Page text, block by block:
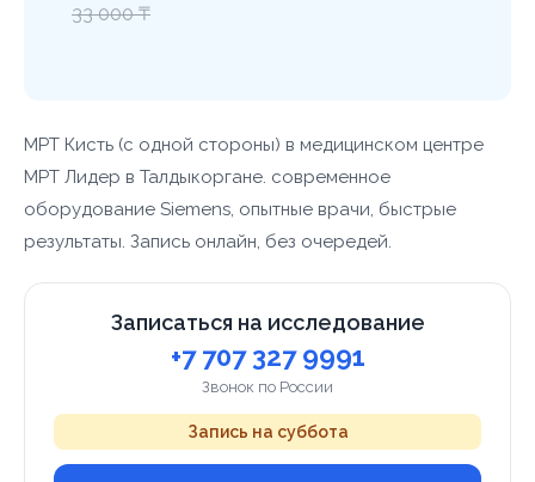
33 000 ₸
МРТ Кисть (с одной стороны) в медицинском центре
МРТ Лидер в Талдыкоргане. современное
оборудование Siemens, опытные врачи, быстрые
результаты. Запись онлайн, без очередей.
Записаться на исследование
+7 707 327 9991
Звонок по России
Запись на суббота